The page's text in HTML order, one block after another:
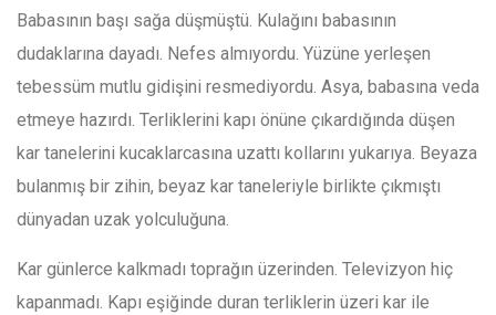
Babasının başı sağa düşmüştü. Kulağını babasının
dudaklarına dayadı. Nefes almıyordu. Yüzüne yerleşen
tebessüm mutlu gidişini resmediyordu. Asya, babasına veda
etmeye hazırdı. Terliklerini kapı önüne çıkardığında düşen
kar tanelerini kucaklarcasına uzattı kollarını yukarıya. Beyaza
bulanmış bir zihin, beyaz kar taneleriyle birlikte çıkmıştı
dünyadan uzak yolculuğuna.
Kar günlerce kalkmadı toprağın üzerinden. Televizyon hiç
kapanmadı. Kapı eşiğinde duran terliklerin üzeri kar ile